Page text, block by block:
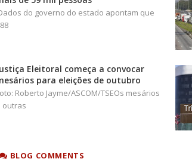
do governo do estado apontam que
Eleitoral começa a convocar
para eleições de outubro
Roberto Jayme/ASCOM/TSEOs mesários
outras
BLOG COMMENTS